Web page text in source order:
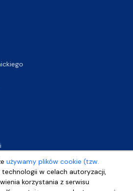
używamy plików cookie (tzw.
w celach autoryzacji,
korzystania z serwisu